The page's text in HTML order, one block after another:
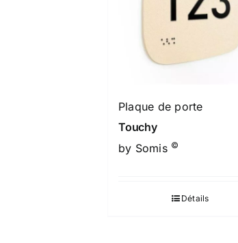
Plaque de porte
Touchy
by Somis ©
Détails